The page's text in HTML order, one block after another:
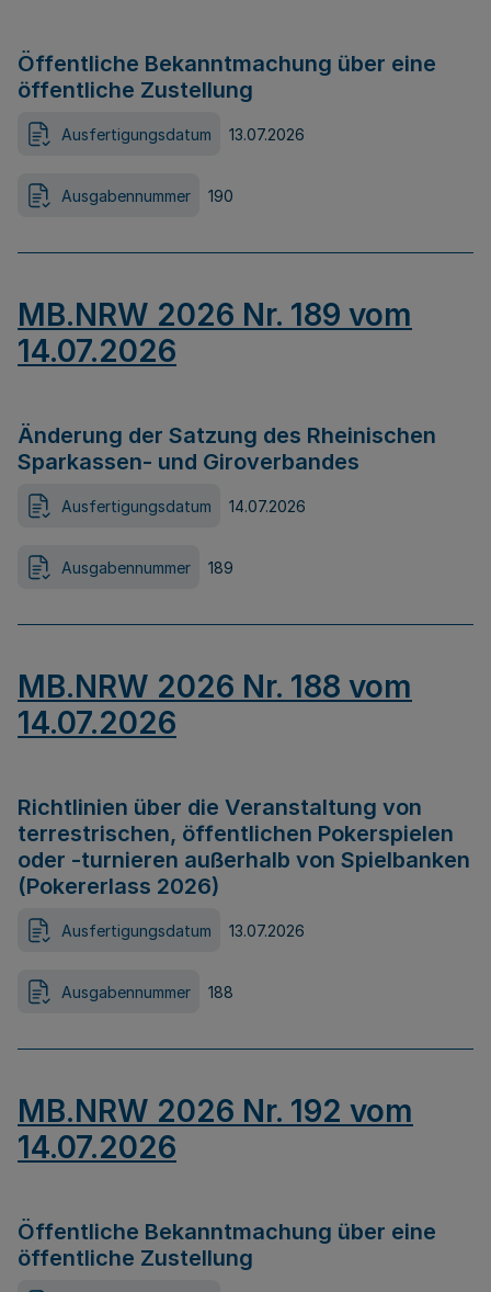
Öffentliche Bekanntmachung über eine
öffentliche Zustellung
Ausfertigungsdatum 13.07.2026
Ausgabennummer 190
MB.NRW 2026 Nr. 189 vom
14.07.2026
Änderung der Satzung des Rheinischen
Sparkassen- und Giroverbandes
Ausfertigungsdatum 14.07.2026
Ausgabennummer 189
MB.NRW 2026 Nr. 188 vom
14.07.2026
Richtlinien über die Veranstaltung von
terrestrischen, öffentlichen Pokerspielen
oder -turnieren außerhalb von Spielbanken
(Pokererlass 2026)
Ausfertigungsdatum 13.07.2026
Ausgabennummer 188
MB.NRW 2026 Nr. 192 vom
14.07.2026
Öffentliche Bekanntmachung über eine
öffentliche Zustellung